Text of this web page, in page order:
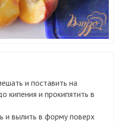
и поставить на
кипения и прокипятить в
и вылить в форму поверх